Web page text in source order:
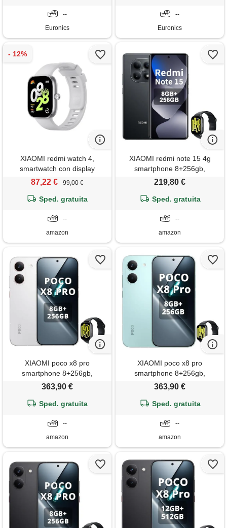
--
Euronics
--
Euronics
XIAOMI redmi watch 4,
smartwatch con display
amoled 1.97, struttura in
chiamate bluetooth, 20 giorni
monitoraggio salute, spo2,
argento
87,22 € 99,00 €
Sped. gratuita
--
amazon
XIAOMI redmi note 15 4g
smartphone 8+256gb,
schermo amoled fhd+ 6,77,
fotocamera da 108mp,
incluso smart watch
219,80 €
Sped. gratuita
--
amazon
XIAOMI poco x8 pro
smartphone 8+256gb,
processore dimensity 8500-
sensore sony imx882 da 50
mp, bianco, incluso smart
watch
363,90 €
Sped. gratuita
--
amazon
XIAOMI poco x8 pro
smartphone 8+256gb,
processore dimensity 8500-
sensore sony imx882 da 50
mp, verde, incluso smart
watch
363,90 €
Sped. gratuita
--
amazon